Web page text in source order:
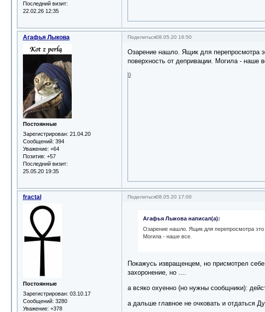
Последний визит:
22.02.26 12:35
Поделиться08.05.20 16:50
Агафья Лыкова
Постоянные
Зарегистрирован: 21.04.20
Сообщений: 394
Уважение: +64
Позитив: +57
Последний визит:
25.05.20 19:35
Озарение нашло. Ящик для перепросмотра
поверхность от депривации. Могила - наше
0
Поделиться08.05.20 17:00
fractal
Постоянные
Зарегистрирован: 03.10.17
Сообщений: 3280
Уважение: +378
Агафья Лыкова написал(а):
Озарение нашло. Ящик для перепросмотра это
Могила - наше все.
Покажусь извращенцем, но присмотрел
захоронение, но ....
а всяко охуенно (но нужны сообщники):
а дальше главное не очковать и отдаться